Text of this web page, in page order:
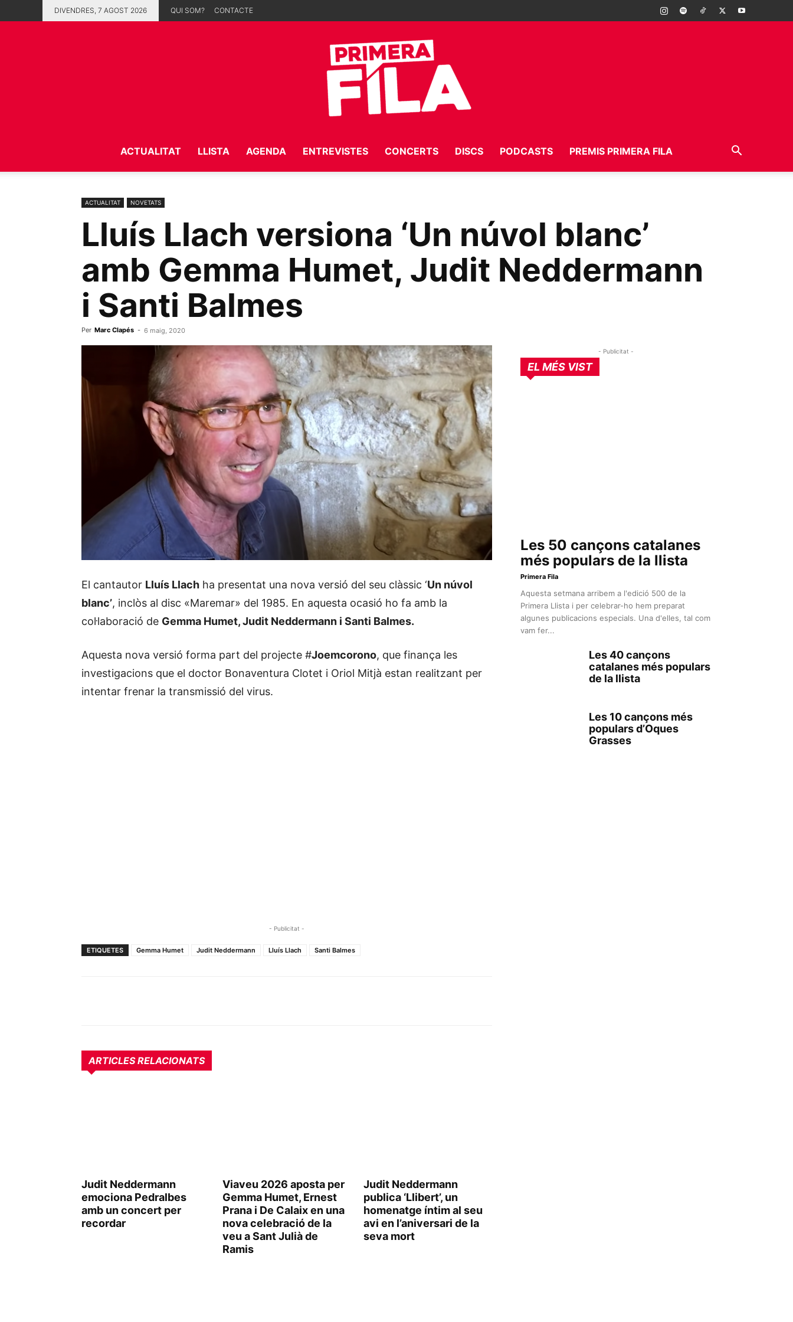
DIVENDRES, 7 AGOST 2026 QUI SOM? CONTACTE
ACTUALITAT LLISTA AGENDA ENTREVISTES CONCERTS DISCS PODCASTS PREMIS PRIMERA FILA
ACTUALITAT NOVETATS
Lluís Llach versiona ‘Un núvol blanc’
amb Gemma Humet, Judit Neddermann
i Santi Balmes
Per Marc Clapés - 6 maig, 2020
El cantautor Lluís Llach ha presentat una nova versió del seu clàssic ‘Un núvol
blanc’, inclòs al disc «Maremar» del 1985. En aquesta ocasió ho fa amb la
col·laboració de Gemma Humet, Judit Neddermann i Santi Balmes.
Aquesta nova versió forma part del projecte #Joemcorono, que finança les
investigacions que el doctor Bonaventura Clotet i Oriol Mitjà estan realitzant per
intentar frenar la transmissió del virus.
- Publicitat -
ETIQUETES Gemma Humet Judit Neddermann Lluís Llach Santi Balmes
ARTICLES RELACIONATS
Judit Neddermann
emociona Pedralbes
amb un concert per
recordar
Viaveu 2026 aposta per
Gemma Humet, Ernest
Prana i De Calaix en una
nova celebració de la
veu a Sant Julià de
Ramis
Judit Neddermann
publica ‘Llibert’, un
homenatge íntim al seu
avi en l’aniversari de la
seva mort
- Publicitat -
EL MÉS VIST
Les 50 cançons catalanes
més populars de la llista
Primera Fila
Aquesta setmana arribem a l'edició 500 de la
Primera Llista i per celebrar-ho hem preparat
algunes publicacions especials. Una d'elles, tal com
vam fer...
Les 40 cançons
catalanes més populars
de la llista
Les 10 cançons més
populars d’Oques
Grasses